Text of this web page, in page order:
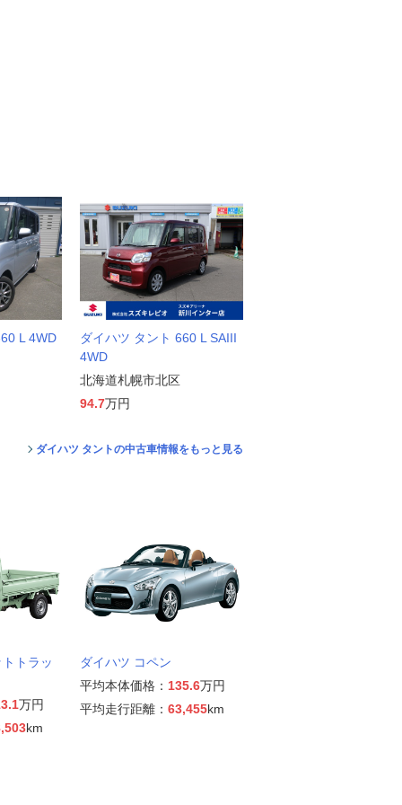
L 4WD
ダイハツ タント 660 L SAIII
4WD
北海道札幌市北区
94.7万円
ダイハツ タントの中古車情報をもっと見る
トラッ
万円
km
ダイハツ コペン
平均本体価格： 135.6万円
平均走行距離： 63,455km